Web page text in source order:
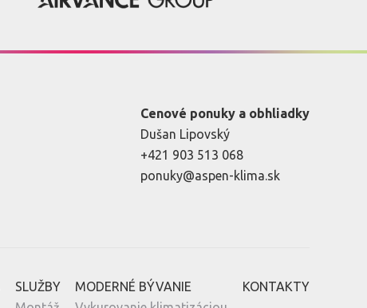
Cenové ponuky a obhliadky
Dušan Lipovský
+421 903 513 068
ponuky@aspen-klima.sk
SLUŽBY
MODERNÉ BÝVANIE
KONTAKTY